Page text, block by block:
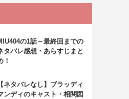
の1話～最終回までの
タバレ感想・あらすじまと
！
【ネタバレなし】ブラッディ
ンディのキャスト・相関図